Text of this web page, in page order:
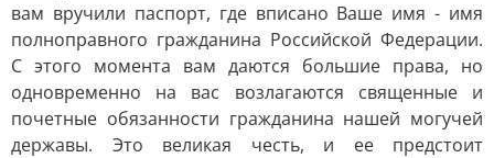
вам вручили паспорт, где вписано Ваше имя - имя
полноправного гражданина Российской Федерации.
С этого момента вам даются большие права, но
одновременно на вас возлагаются священные и
почетные обязанности гражданина нашей могучей
державы. Это великая честь, и ее предстоит